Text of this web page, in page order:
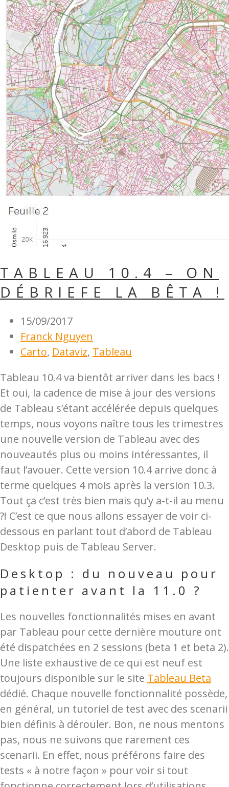
TABLEAU 10.4 – ON
DÉBRIEFE LA BÊTA !
15/09/2017
Franck Nguyen
Carto, Dataviz, Tableau
Tableau 10.4 va bientôt arriver dans les bacs !
Et oui, la cadence de mise à jour des versions
de Tableau s’étant accélérée depuis quelques
temps, nous voyons naître tous les trimestres
une nouvelle version de Tableau avec des
nouveautés plus ou moins intéressantes, il
faut l’avouer. Cette version 10.4 arrive donc à
terme quelques 4 mois après la version 10.3.
Tout ça c’est très bien mais qu’y a-t-il au menu
?! C’est ce que nous allons essayer de voir ci-
dessous en parlant tout d’abord de Tableau
Desktop puis de Tableau Server.
Desktop : du nouveau pour
patienter avant la 11.0 ?
Les nouvelles fonctionnalités mises en avant
par Tableau pour cette dernière mouture ont
été dispatchées en 2 sessions (beta 1 et beta 2).
Une liste exhaustive de ce qui est neuf est
toujours disponible sur le site Tableau Beta
dédié. Chaque nouvelle fonctionnalité possède,
en général, un tutoriel de test avec des scenarii
bien définis à dérouler. Bon, ne nous mentons
pas, nous ne suivons que rarement ces
scenarii. En effet, nous préférons faire des
tests « à notre façon » pour voir si tout